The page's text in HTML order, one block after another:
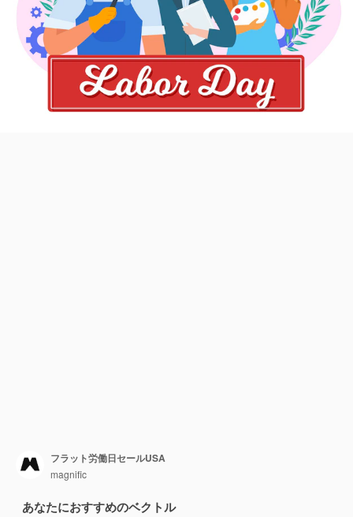
フラット労働日セールUSA
magnific
あなたにおすすめのベクトル